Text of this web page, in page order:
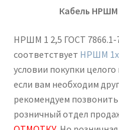
Кабель НРШМ
НРШМ 1 2,5 ГОСТ 7866.1-
соответствует НРШМ
условии покупки целого
если вам необходим
рекомендуем
розничный отдел